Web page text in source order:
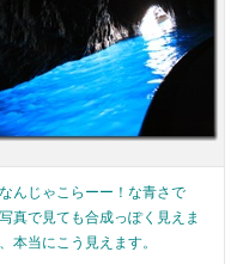
んじゃこらーー！な青さで
真で見ても合成っぽく見えま
本当にこう見えます。